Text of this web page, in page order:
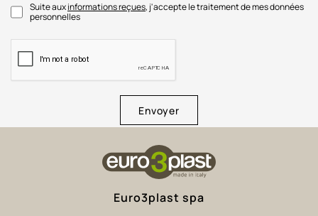
Suite auxinformations reçues, j'accepte le traitement de mes données
personnelles
Envoyer
Euro3plast spa